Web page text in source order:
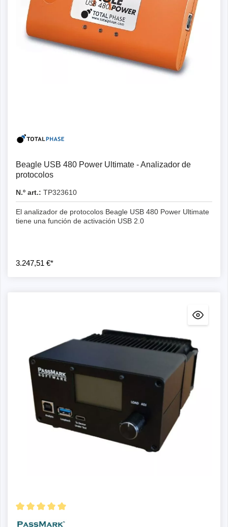
Beagle USB 480 Power Ultimate - Analizador de
protocolos
N.º art.: TP323610
El analizador de protocolos Beagle USB 480 Power Ultimate
tiene una función de activación USB 2.0
3.247,51 €*